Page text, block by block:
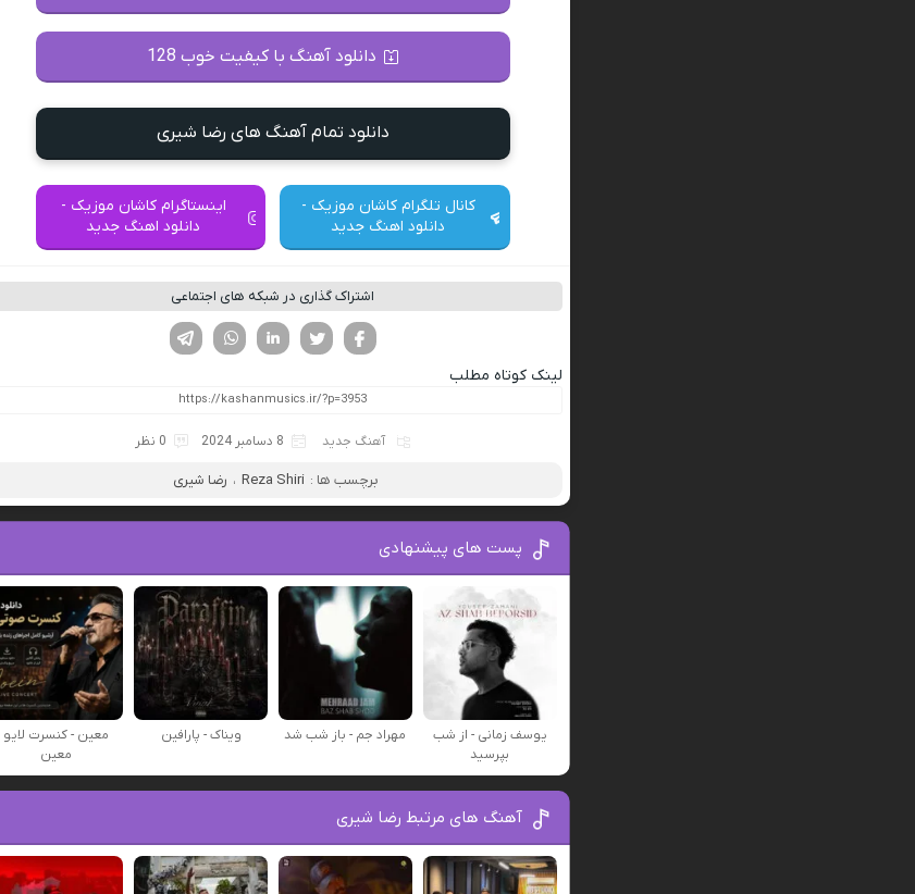
دانلود آهنگ با کیفیت خوب 128
دانلود تمام آهنگ های رضا شیری
کانال تلگرام کاشان موزیک -
دانلود اهنگ جدید
اینستاگرام کاشان موزیک -
دانلود اهنگ جدید
اشتراک گذاری در شبکه های اجتماعی
لینکدین تویتر
فیسوک
لینک کوتاه مطلب
آهنگ جدید 8 دسامبر 2024 0 نظر
برچسب ها : Reza Shiri ، رضا شیری
پست های پیشنهادی
یوسف زمانی - از شب
بپرسید
مهراد جم - باز شب شد ویناک - پارافین
معین - کنسرت لایو
معین
آهنگ های مرتبط رضا شیری